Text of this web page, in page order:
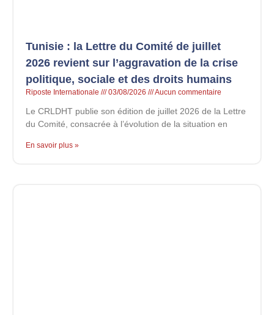
Tunisie : la Lettre du Comité de juillet
2026 revient sur l’aggravation de la crise
politique, sociale et des droits humains
Riposte Internationale 03/08/2026 Aucun commentaire
Le CRLDHT publie son édition de juillet 2026 de la Lettre
du Comité, consacrée à l’évolution de la situation en
En savoir plus »